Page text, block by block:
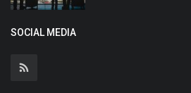
SOCIAL MEDIA